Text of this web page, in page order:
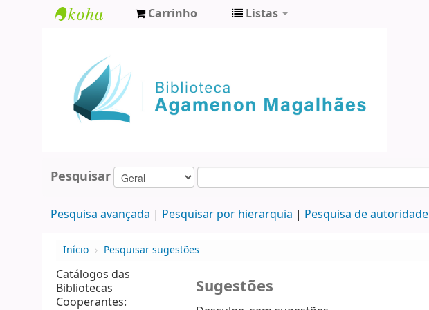
Agamenon
Magalhães
Carrinho Listas
Pesquisar
Pesquisa avançada Pesquisar por hierarquia Pesquisa de autoridade
Início › Pesquisar sugestões
Catálogos das
Bibliotecas
Cooperantes:
Sugestões